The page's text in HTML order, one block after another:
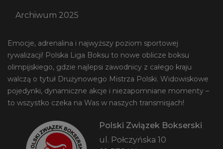
Archiwum 2025
Emocje, adrenalina i najwyższy poziom sportowej
rywalizacji! Polska Liga Boksu to nowe oblicze boksu
olimpijskiego, gdzie najlepsi zawodnicy z całego kraju
walczą o tytuł Drużynowego Mistrza Polski. Widowiskowe
pojedynki, dynamiczne akcje i niezapomniane momenty –
to wszystko czeka na Was w naszych transmisjach!
Polski Związek Bokserski
ul. Połczyńska 10